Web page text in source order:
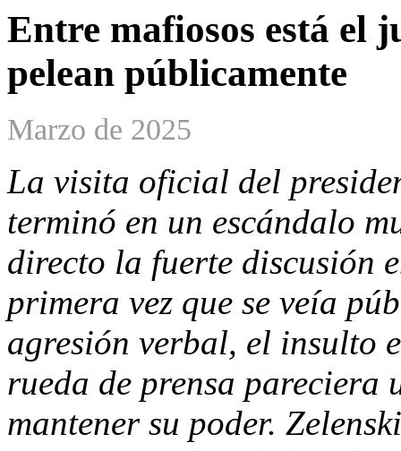
Entre mafiosos está el
pelean públicamente
Marzo de 2025
La visita oficial del
terminó en un escándalo
directo la fuerte discusión
primera vez que se veía
agresión verbal, el insulto
rueda de prensa pareciera
mantener su poder.